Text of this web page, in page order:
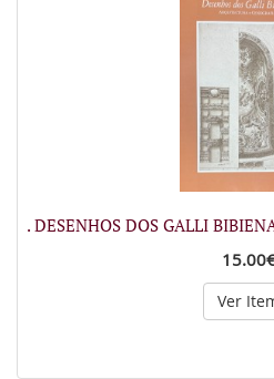
. DESENHOS DOS GALLI
Ver